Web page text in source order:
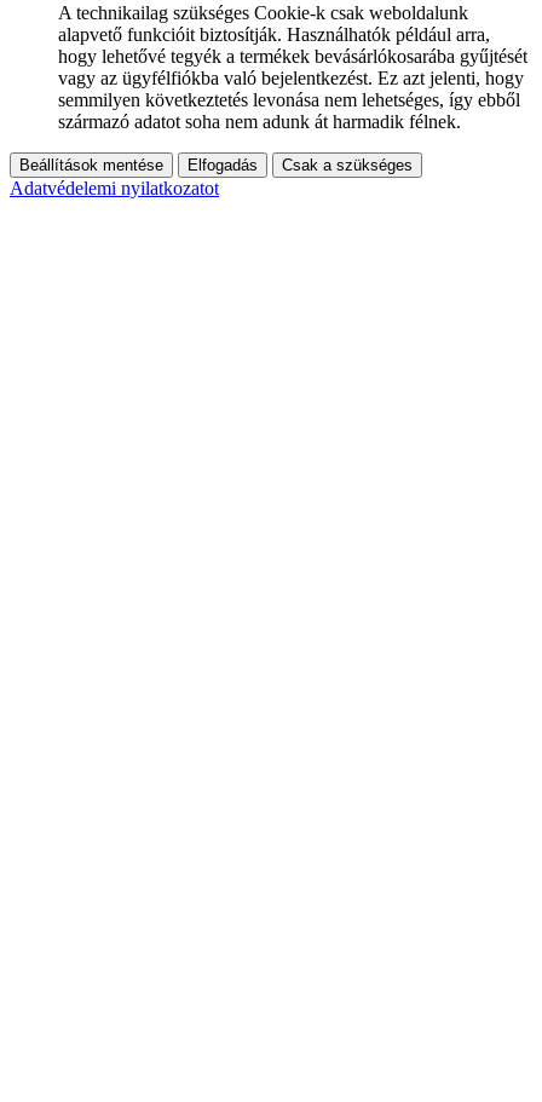
A technikailag szükséges Cookie-k csak weboldalunk
alapvető funkcióit biztosítják. Használhatók például arra,
hogy lehetővé tegyék a termékek bevásárlókosarába gyűjtését
vagy az ügyfélfiókba való bejelentkezést. Ez azt jelenti, hogy
semmilyen következtetés levonása nem lehetséges, így ebből
származó adatot soha nem adunk át harmadik félnek.
Beállítások mentése Elfogadás Csak a szükséges
Adatvédelemi nyilatkozatot